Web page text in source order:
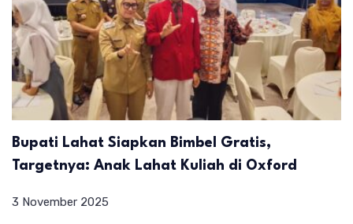
Bupati Lahat Siapkan Bimbel Gratis,
Targetnya: Anak Lahat Kuliah di Oxford
3 November 2025